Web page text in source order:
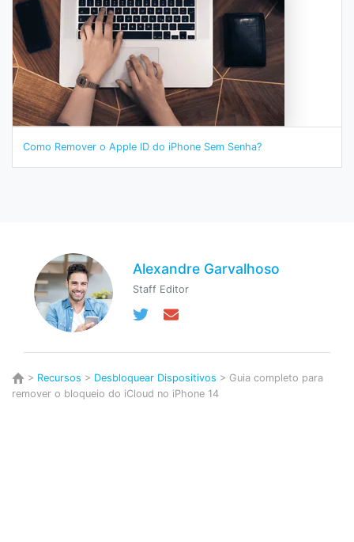
Como Remover o Apple ID do iPhone Sem Senha?
Alexandre Garvalhoso
Staff Editor
> Recursos > Desbloquear Dispositivos > Guia completo para
remover o bloqueio do iCloud no iPhone 14